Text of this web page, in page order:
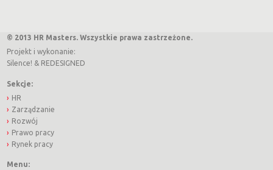
© 2013 HR Masters. Wszystkie prawa zastrzeżone.
Projekt i wykonanie:
Silence! & REDESIGNED
Sekcje:
HR
Zarządzanie
Rozwój
Prawo pracy
Rynek pracy
Menu: